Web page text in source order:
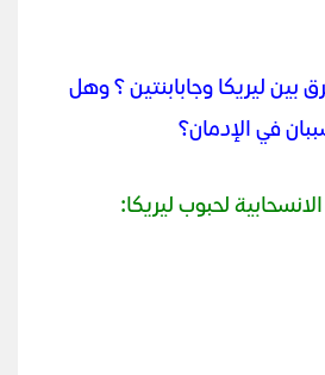
بين ليريكا وجابابنتين ؟ وهل
في الإدمان؟
لحبوب ليريكا: